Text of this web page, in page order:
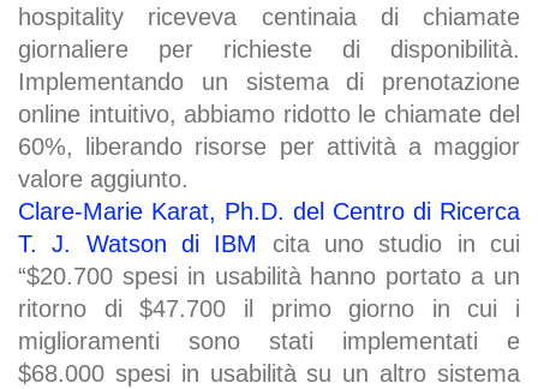
hospitality riceveva centinaia di chiamate
giornaliere per richieste di disponibilità.
Implementando un sistema di prenotazione
online intuitivo, abbiamo ridotto le chiamate del
60%, liberando risorse per attività a maggior
valore aggiunto.
Clare-Marie Karat, Ph.D. del Centro di Ricerca
T. J. Watson di IBM
cita uno studio in cui
“$20.700 spesi in usabilità hanno portato a un
ritorno di $47.700 il primo giorno in cui i
miglioramenti sono stati implementati e
$68.000 spesi in usabilità su un altro sistema